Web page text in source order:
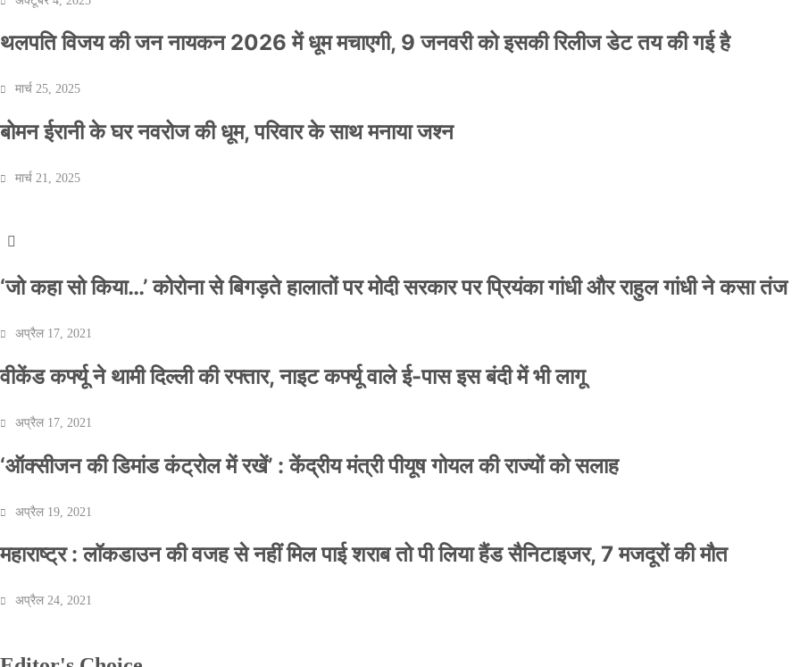
थलपति विजय की जन नायकन 2026 में धूम मचाएगी, 9 जनवरी को इसकी रिलीज डेट तय की गई है
मार्च 25, 2025
बोमन ईरानी के घर नवरोज की धूम, परिवार के साथ मनाया जश्न
मार्च 21, 2025
वीकेंड कर्फ्यू ने थामी दिल्ली की रफ्तार, नाइट कर्फ्यू वाले ई-पास इस बंदी में भी लागू
Official Desk
‘जो कहा सो किया…’ कोरोना से बिगड़ते हालातों पर मोदी सरकार पर प्रियंका गांधी और राहुल गांधी ने कसा तंज
अप्रैल 17, 2021
वीकेंड कर्फ्यू ने थामी दिल्ली की रफ्तार, नाइट कर्फ्यू वाले ई-पास इस बंदी में भी लागू
अप्रैल 17, 2021
‘ऑक्सीजन की डिमांड कंट्रोल में रखें’ : केंद्रीय मंत्री पीयूष गोयल की राज्यों को सलाह
अप्रैल 19, 2021
महाराष्ट्र : लॉकडाउन की वजह से नहीं मिल पाई शराब तो पी लिया हैंड सैनिटाइजर, 7 मजदूरों की मौत
अप्रैल 24, 2021